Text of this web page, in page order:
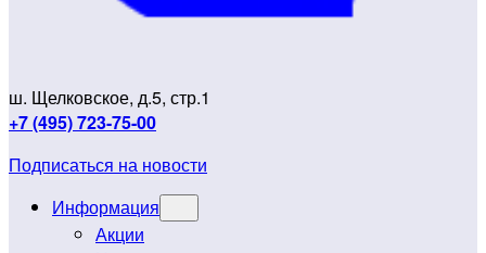
ш. Щелковское, д.5, стр.1
+7 (495) 723-75-00
Подписаться на новости
Информация
Акции